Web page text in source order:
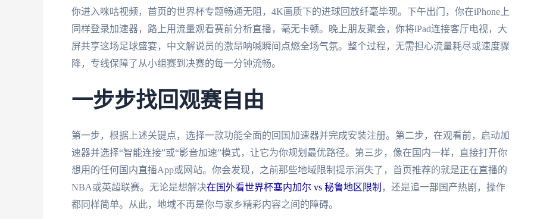
你进入咪咕视频，首页的世界杯专题畅通无阻，4K画质下的进球回放纤毫毕现。下午出门，你在iPhone上
同样登录加速器，路上用流量观看赛前分析直播，毫无卡顿。晚上朋友聚会，你将iPad连接客厅电视，大
屏共享这场足球盛宴，中文解说员的激昂呐喊瞬间点燃全场气氛。整个过程，无需担心流量耗尽或速度骤
降，专线保障了从小组赛到决赛的每一分钟流畅。
一步步找回观赛自由
第一步，根据上述关键点，选择一款功能全面的回国加速器并完成安装注册。第二步，在观看前，启动加
速器并选择“智能连接”或“影音加速”模式，让它为你规划最优路径。第三步，像在国内一样，直接打开你
想用的任何国内直播App或网站。你会发现，之前那些地域限制提示消失了，首页推荐的就是正在直播的
NBA或英超联赛。无论是想解决在国外看世界杯塞内加尔 vs 秘鲁地区限制 ，还是追一部国产热剧，操作
都同样简单。从此，地域不再是你与家乡精彩内容之间的障碍。